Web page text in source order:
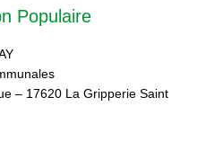
Populaire
– 17620 La Gripperie Saint